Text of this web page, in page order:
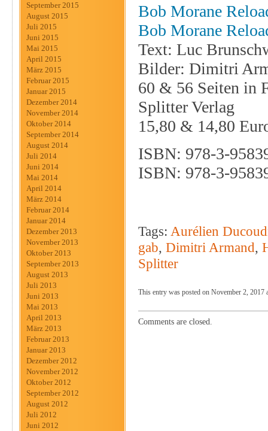
September 2015
August 2015
Juli 2015
Juni 2015
Mai 2015
April 2015
März 2015
Februar 2015
Januar 2015
Dezember 2014
November 2014
Oktober 2014
September 2014
August 2014
Juli 2014
Juni 2014
Mai 2014
April 2014
März 2014
Februar 2014
Januar 2014
Dezember 2013
November 2013
Oktober 2013
September 2013
August 2013
Juli 2013
Juni 2013
Mai 2013
April 2013
März 2013
Februar 2013
Januar 2013
Dezember 2012
November 2012
Oktober 2012
September 2012
August 2012
Juli 2012
Juni 2012
Bob Morane
Bob Morane
Text: Luc
Bilder: Dimitri
60 & 56 Seiten in
Splitter Verlag
15,80 & 14,80
ISBN: 978-3-
ISBN: 978-3-
Tags: Aurélien
gab, Dimitri Armand,
Splitter
This entry was posted on November 2,
Comments are closed.